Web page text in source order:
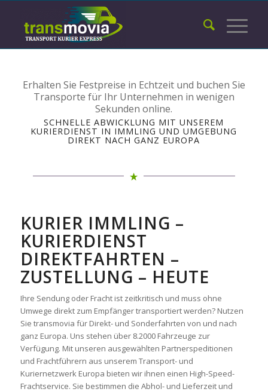
Erhalten Sie Festpreise in Echtzeit und buchen Sie
Transporte für Ihr Unternehmen in wenigen
Sekunden online.
SCHNELLE ABWICKLUNG MIT UNSEREM
KURIERDIENST IN IMMLING UND UMGEBUNG
DIREKT NACH GANZ EUROPA
KURIER IMMLING –
KURIERDIENST
DIREKTFAHRTEN –
ZUSTELLUNG – HEUTE
Ihre Sendung oder Fracht ist zeitkritisch und muss ohne
Umwege direkt zum Empfänger transportiert werden? Nutzen
Sie transmovia für Direkt- und Sonderfahrten von und nach
ganz Europa. Uns stehen über 8.2000 Fahrzeuge zur
Verfügung. Mit unseren ausgewählten Partnerspeditionen
und Frachtführern aus unserem Transport- und
Kuriernetzwerk Europa bieten wir ihnen einen High-Speed-
Frachtservice. Sie bestimmen die Abhol- und Lieferzeit und